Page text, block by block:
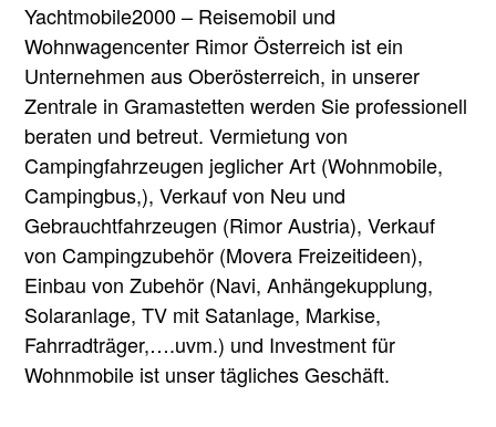
Yachtmobile2000 – Reisemobil und
Wohnwagencenter Rimor Österreich ist ein
Unternehmen aus Oberösterreich, in unserer
Zentrale in Gramastetten werden Sie professionell
beraten und betreut. Vermietung von
Campingfahrzeugen jeglicher Art (Wohnmobile,
Campingbus,), Verkauf von Neu und
Gebrauchtfahrzeugen (Rimor Austria), Verkauf
von Campingzubehör (Movera Freizeitideen),
Einbau von Zubehör (Navi, Anhängekupplung,
Solaranlage, TV mit Satanlage, Markise,
Fahrradträger,….uvm.) und Investment für
Wohnmobile ist unser tägliches Geschäft.